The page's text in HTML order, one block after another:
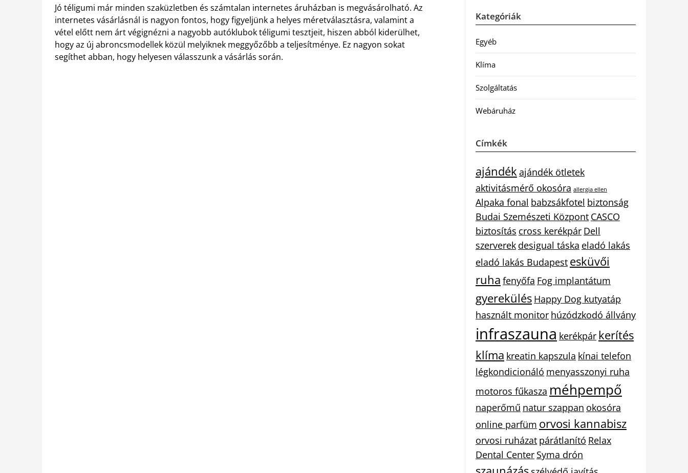
Jó téligumi már minden szaküzletben és számtalan internetes áruházban is megvásárolható. Az
internetes vásárlásnál is nagyon fontos, hogy figyeljünk a helyes méretválasztásra, valamint a
vétel előtt nem árt végignézni a nagyobb autóklubok téligumi tesztjeit, hiszen abból kiderülhet,
hogy az új abroncsmodellek közül melyiknek meggyőzőbb a teljesítménye. Ez nagyon sokat
segíthet abban, hogy helyesen válasszunk a vásárlás során.
Kategóriák
Egyéb
Klíma
Szolgáltatás
Webáruház
Címkék
ajándékajándék ötletek
aktivitásmérő okosóra allergia ellen
Alpaka fonal babzsákfotel biztonság
Budai Szemészeti Központ CASCO
biztosítás cross kerékpár Dell
szerverek desigual táska eladó lakás
eladó lakás Budapest esküvői
ruha fenyőfa Fog implantátum
gyerekülés Happy Dog kutyatáp
használt monitor húzódzkodó állvány
infraszauna kerékpár kerítés
klíma kreatin kapszula kínai telefon
légkondicionáló menyasszonyi ruha
motoros fűkasza méhpempő
naperőmű natur szappan okosóra
online parfüm orvosi kannabisz
orvosi ruházat párátlanító Relax
Dental Center Syma drón